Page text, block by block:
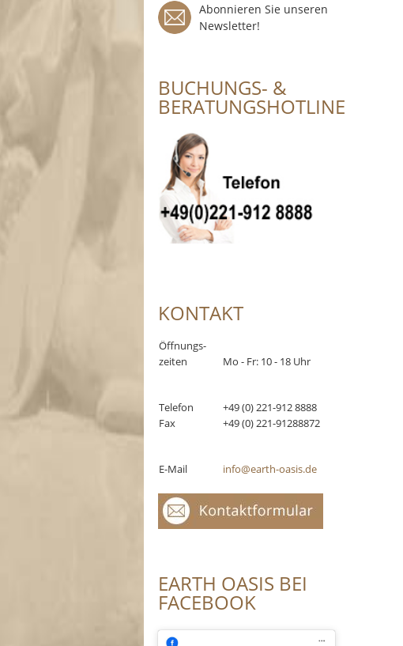
Abonnieren Sie unseren
Newsletter!
BUCHUNGS- &
BERATUNGSHOTLINE
KONTAKT
Öffnungs-
zeiten
Mo - Fr: 10 - 18 Uhr
Telefon
+49 (0) 221-912 8888
Fax
+49 (0) 221-91288872
E-Mail info@earth-oasis.de
EARTH OASIS BEI
FACEBOOK